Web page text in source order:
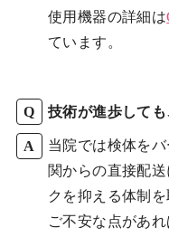
使用機器の詳細は
ています。
技術が進歩しても
当院では検体を
関からの直接配
クを抑える体制を
ご不安な点があ